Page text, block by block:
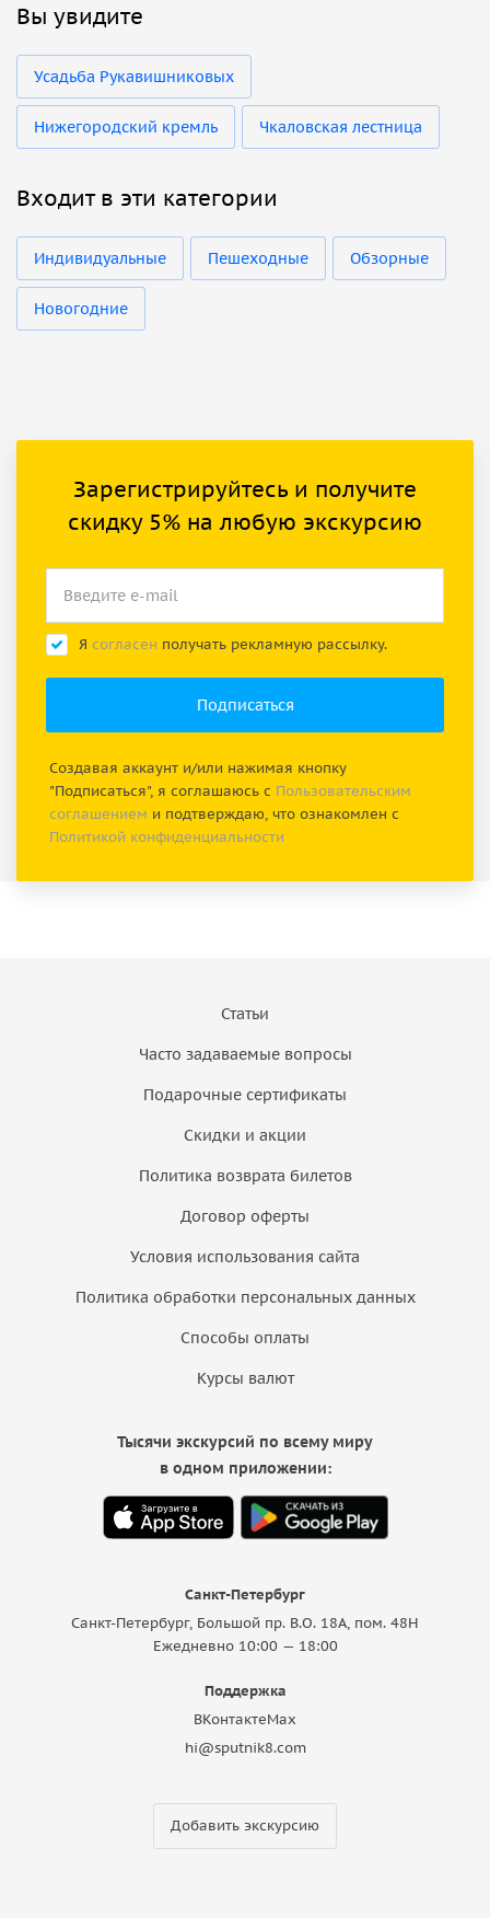
Вы увидите
Усадьба Рукавишниковых
Нижегородский кремль Чкаловская лестница
Входит в эти категории
Индивидуальные Пешеходные Обзорные
Новогодние
Зарегистрируйтесь и получите
скидку 5% на любую экскурсию
Я согласен получать рекламную рассылку.
Создавая аккаунт и/или нажимая кнопку
"Подписаться", я соглашаюсь с Пользовательским
соглашением и подтверждаю, что ознакомлен с
Политикой конфиденциальности
Статьи
Часто задаваемые вопросы
Подарочные сертификаты
Скидки и акции
Политика возврата билетов
Договор оферты
Условия использования сайта
Политика обработки персональных данных
Способы оплаты
Курсы валют
Санкт-Петербург
Санкт-Петербург, Большой пр. В.О. 18A, пом. 48Н
Ежедневно 10:00 — 18:00
Поддержка
ВКонтактеMax
hi@sputnik8.com
Добавить экскурсию
Тысячи экскурсий по всему миру
в одном приложении: